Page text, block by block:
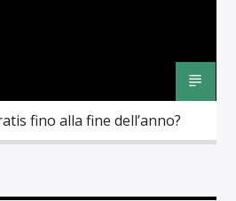
fino alla fine dell’anno?